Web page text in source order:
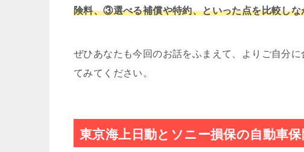
険料、③選べる補償や特約、といった点を比較しな
ぜひあなたも今回のお話をふまえて、よりご自分
てみてください。
東京海上日動とソニー損保の自動車